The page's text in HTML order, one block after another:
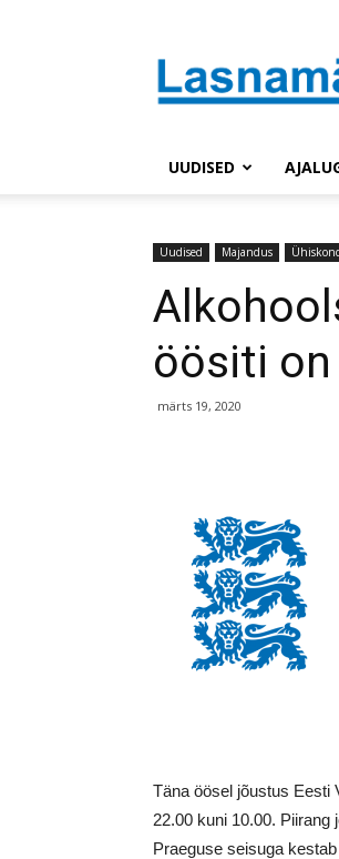
UUDISED
Uudised Majandus
öösiti
märts 19, 2020
Täna öösel jõustus Eesti
22.00 kuni 10.00. Piirang
Praeguse seisuga